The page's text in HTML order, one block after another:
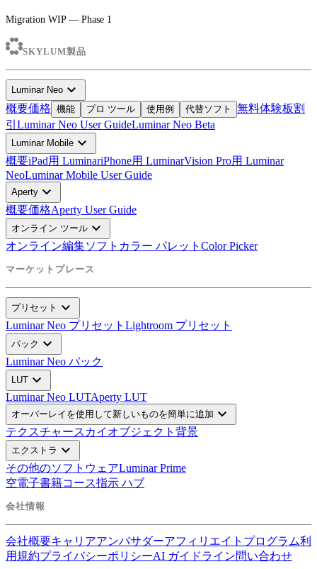
Migration WIP — Phase 1
SKYLUM製品
Luminar Neo expand_more
概要価格 機能 プロ ツール 使用例 代替ソフト 無料体験板割
引 Luminar Neo User GuideLuminar Neo Beta
Luminar Mobile expand_more
概要iPad用 LuminariPhone用 LuminarVision Pro用 Luminar
NeoLuminar Mobile User Guide
Aperty expand_more
概要価格Aperty User Guide
オンライン ツール expand_more
オンライン編集ソフト カラー パレット Color Picker
マーケットプレース
プリセット expand_more
Luminar Neo プリセット Lightroom プリセット
パック expand_more
Luminar Neo パック
LUT expand_more
Luminar Neo LUTAperty LUT
オーバーレイを使用して新しいものを簡単に追加 expand_more
テクスチャースカイオブジェクト 背景
エクストラ expand_more
その他のソフトウェアLuminar Prime
空電子書籍コース指示 ハブ
会社情報
会社概要キャリアアンバサダーアフィリエイトプログラム利
用規約プライバシーポリシーAI ガイドライン問い合わせ